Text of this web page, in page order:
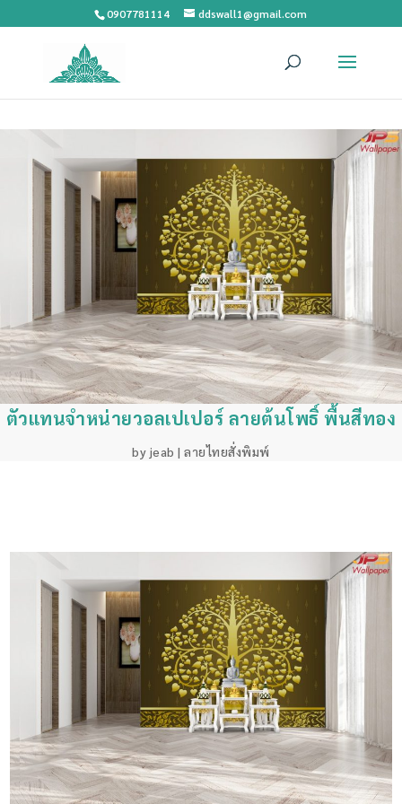
0907781114 ddswall1@gmail.com
ตัวแทนจำหน่ายวอลเปเปอร์ ลายต้นโพธิ์ พื้นสีทอง
by jeab |ลายไทยสั่งพิมพ์